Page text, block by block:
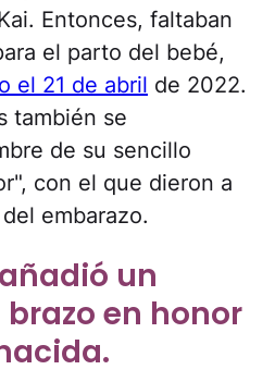
Entonces, faltaban
el parto del bebé,
el 21 de abril de 2022.
también se
de su sencillo
con el que dieron a
embarazo.
un
en honor